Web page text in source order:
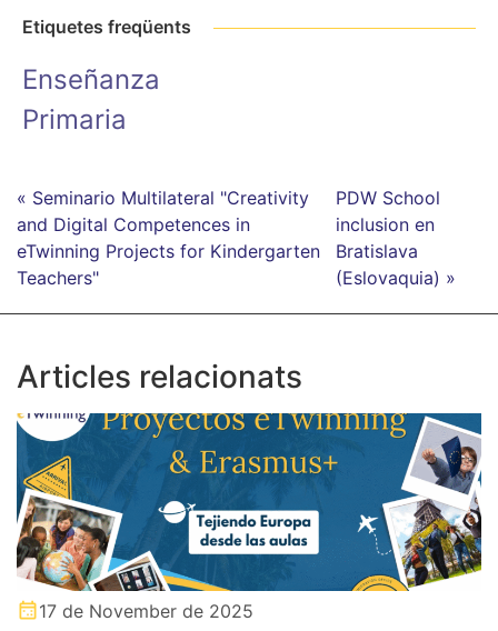
Etiquetes freqüents
Enseñanza
Primaria
« Seminario Multilateral "Creativity
and Digital Competences in
eTwinning Projects for Kindergarten
Teachers"
PDW School
inclusion en
Bratislava
(Eslovaquia) »
Articles relacionats
17 de November de 2025